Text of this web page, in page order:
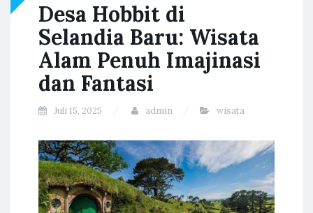
Desa Hobbit di
Selandia Baru: Wisata
Alam Penuh Imajinasi
dan Fantasi
Juli 15, 2025 admin wisata